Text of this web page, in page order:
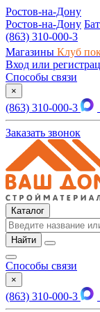
Ростов-на-Дону
Ростов-на-Дону
(863) 310-000-3
Магазины Клуб
Вход или
Способы связи
×
(863) 310-000-3
Заказать звонок
Каталог
Найти
Способы связи
×
(863) 310-000-3